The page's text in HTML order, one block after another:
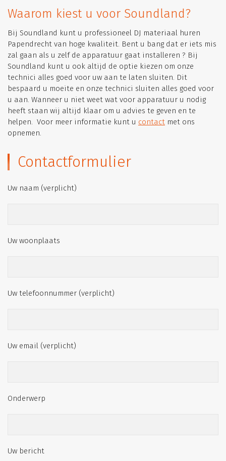
Waarom kiest u voor Soundland?
Bij Soundland kunt u professioneel DJ materiaal huren
Papendrecht van hoge kwaliteit. Bent u bang dat er iets mis
zal gaan als u zelf de apparatuur gaat installeren ? Bij
Soundland kunt u ook altijd de optie kiezen om onze
technici alles goed voor uw aan te laten sluiten. Dit
bespaard u moeite en onze technici sluiten alles goed voor
u aan. Wanneer u niet weet wat voor apparatuur u nodig
heeft staan wij altijd klaar om u advies te geven en te
helpen. Voor meer informatie kunt u contact met ons
opnemen.
Contactformulier
Uw naam (verplicht)
Uw woonplaats
Uw telefoonnummer (verplicht)
Uw email (verplicht)
Onderwerp
Uw bericht